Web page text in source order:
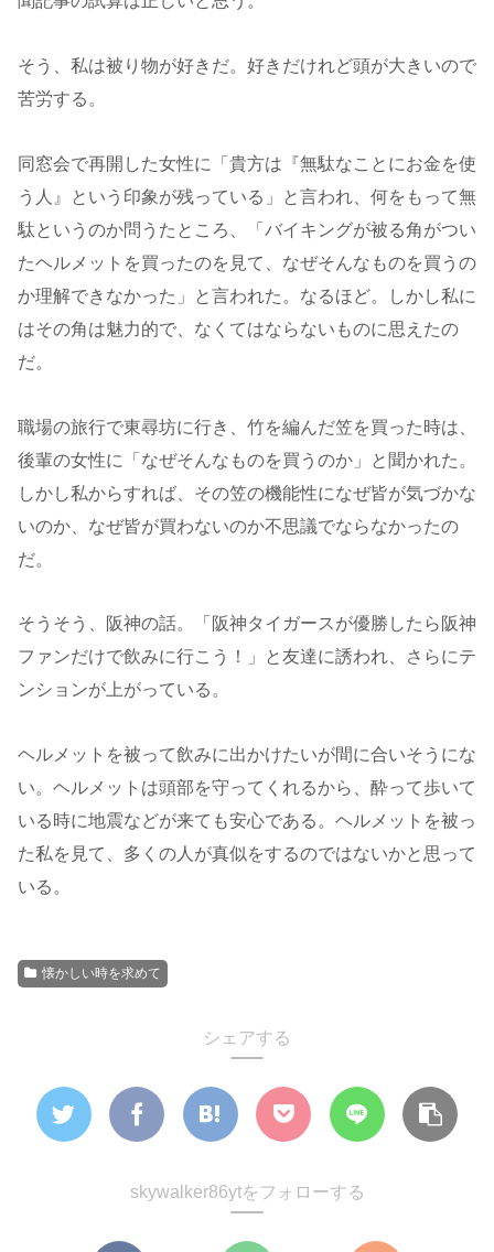
そう、私は被り物が好きだ。好きだけれど頭が大きいので
苦労する。
同窓会で再開した女性に「貴方は『無駄なことにお金を使
う人』という印象が残っている」と言われ、何をもって無
駄というのか問うたところ、「バイキングが被る角がつい
たヘルメットを買ったのを見て、なぜそんなものを買うの
か理解できなかった」と言われた。なるほど。しかし私に
はその角は魅力的で、なくてはならないものに思えたの
だ。
職場の旅行で東尋坊に行き、竹を編んだ笠を買った時は、
後輩の女性に「なぜそんなものを買うのか」と聞かれた。
しかし私からすれば、その笠の機能性になぜ皆が気づかな
いのか、なぜ皆が買わないのか不思議でならなかったの
だ。
そうそう、阪神の話。「阪神タイガースが優勝したら阪神
ファンだけで飲みに行こう！」と友達に誘われ、さらにテ
ンションが上がっている。
ヘルメットを被って飲みに出かけたいが間に合いそうにな
い。ヘルメットは頭部を守ってくれるから、酔って歩いて
いる時に地震などが来ても安心である。ヘルメットを被っ
た私を見て、多くの人が真似をするのではないかと思って
いる。
懐かしい時を求めて
シェアする
skywalker86ytをフォローする